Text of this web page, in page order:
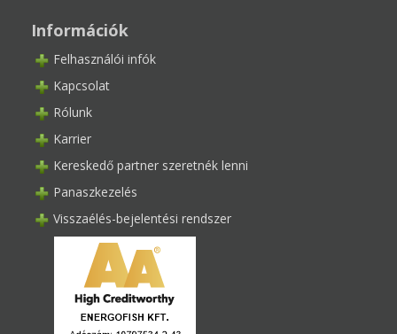
Információk
Felhasználói infók
Kapcsolat
Rólunk
Karrier
Kereskedő partner szeretnék lenni
Panaszkezelés
Visszaélés-bejelentési rendszer